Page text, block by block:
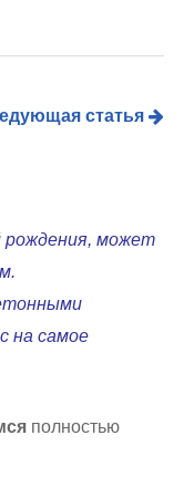
статья
рождения, может
на самое
полностью